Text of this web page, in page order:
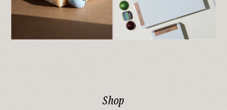
2024.4.13
【母の日限定・マザーズデイセレクション販
売のお知らせ】
母の日に贈るひと品
岡本本店にて『Mother’s dayセレクション
（6個入・10個入）』を販売いたします。
日頃の感謝を込めてお贈りしませんか。
皆様のご来店を心よりお待ちしております。
Shop